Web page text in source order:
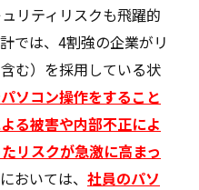
リティリスクも飛躍的
では、4割強の企業がリ
む）を採用している状
ソコン操作をすること
る被害や内部不正によ
リスクが急激に高まっ
おいては、 社員のパソ